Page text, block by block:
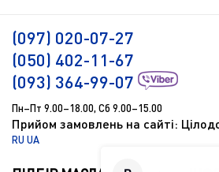
(097) 020-07-27
(050) 402-11-67
(093) 364-99-07
Пн–Пт 9.00–18.00, Сб 9.00–15.00
Прийом замовлень на сайті:
RU UA